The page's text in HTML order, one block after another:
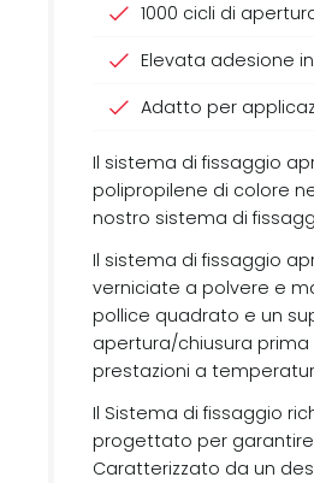
1000 cicli di
Elevata adesione
Adatto per
Il sistema di fissaggio
polipropilene di colore
nostro sistema di
Il sistema di fissaggio
verniciate a polvere e
pollice quadrato e un
apertura/chiusura
prestazioni a
Il Sistema di fissaggio
progettato per garantire
Caratterizzato da un